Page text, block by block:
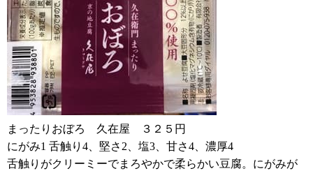
まったりおぼろ 久在屋 ３２５円
にがみ1 舌触り4、堅さ2、塩3、甘さ4、濃厚4
舌触りがクリーミーでまろやかで柔らかい豆腐。にがみが